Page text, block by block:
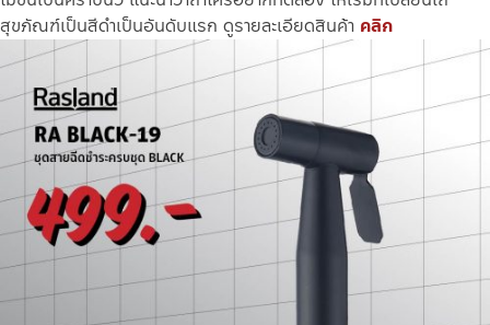
สุขภัณฑ์เป็นสีดำเป็นอันดับแรก ดูรายละเอียดสินค้า คลิก